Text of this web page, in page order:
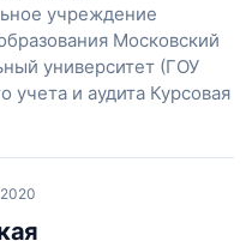
учреждение
Московский
университет (ГОУ
учета и аудита Курсовая